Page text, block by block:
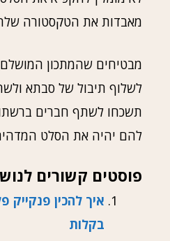
מאבדות את הטקסטורה
מבטיחים שהמתכון
לשלוף תיבול של סבתא
תשכחו לשתף חברים
להם יהיה את הסלט
פוסטים קשורים
איך להכין פנקייק
בקלות